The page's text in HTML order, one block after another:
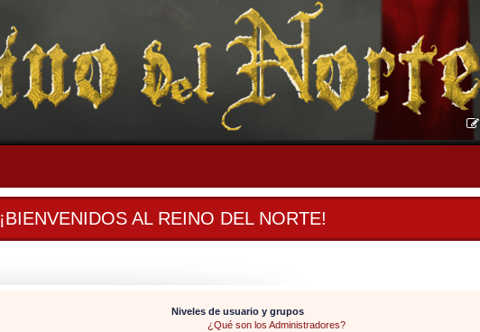
¡BIENVENIDOS AL REINO DEL NORTE!
Niveles de usuario y grupos
¿Qué son los Administradores?